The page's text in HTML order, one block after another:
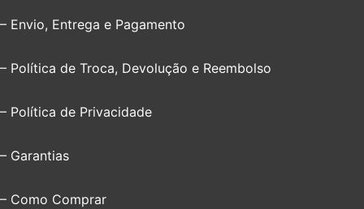
– Envio, Entrega e Pagamento
– Política de Troca, Devolução e Reembolso
– Política de Privacidade
– Garantias
– Como Comprar